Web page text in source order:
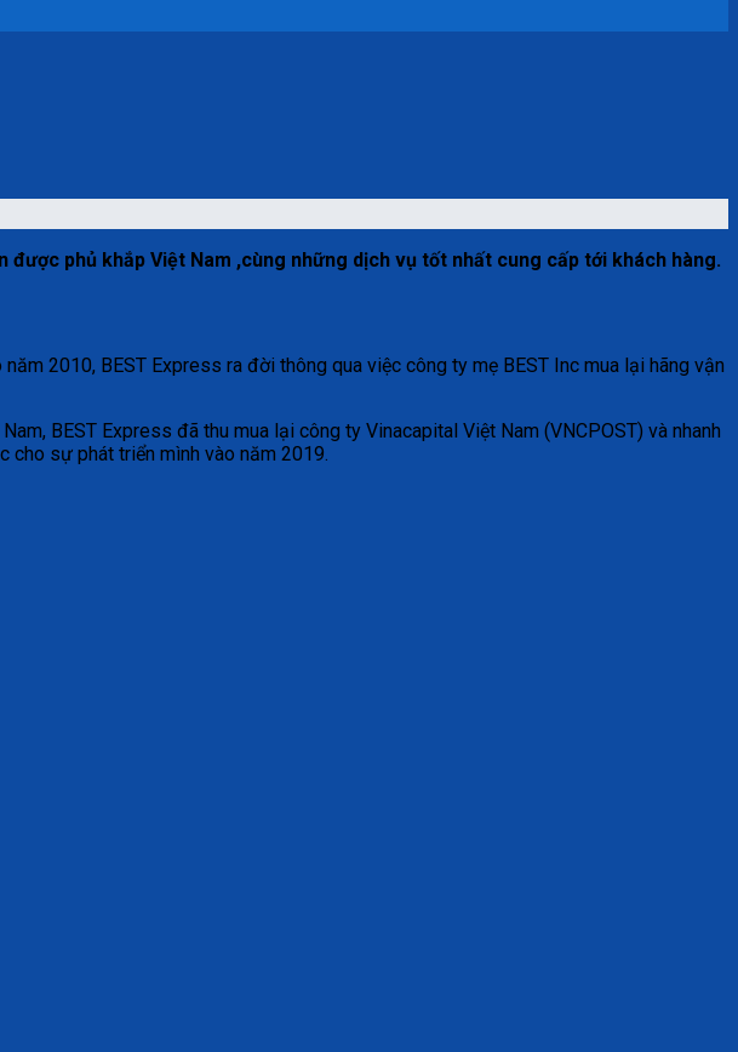
phủ khắp Việt Nam ,cùng những dịch vụ tốt nhất cung cấp tới khách hàng.
2010, BEST Express ra đời thông qua việc công ty mẹ BEST Inc mua lại hãng vận
BEST Express đã thu mua lại công ty Vinacapital Việt Nam (VNCPOST) và nhanh
sự phát triển mình vào năm 2019.